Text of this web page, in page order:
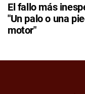
El fallo más
"Un palo o una
motor"